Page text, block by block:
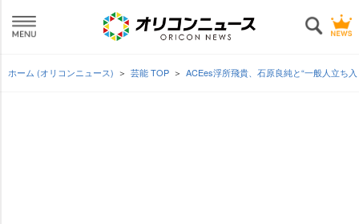
ホーム (オリコンニュース) 芸能 TOP ACEes浮所飛貴、石原良純と“一般人立ち